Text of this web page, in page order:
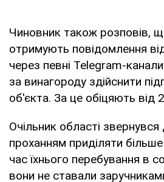
Чиновник також розповів,
отримують повідомлення
через певні Telegram-
за винагороду здійснити
об'єкта. За це обіцяють від
Очільник області звернувся
проханням приділяти
час їхнього перебування в
вони не ставали